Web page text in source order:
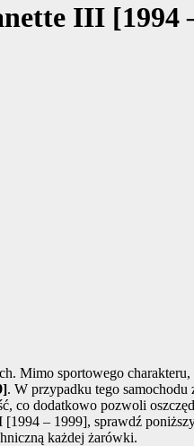
III [1994
Mimo sportowego
. W przypadku tego
co dodatkowo pozwoli
– 1999], sprawdź
każdej żarówki.